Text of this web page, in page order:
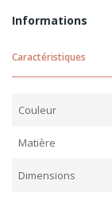
Informations
Caractéristiques
Couleur
Matière
Dimensions